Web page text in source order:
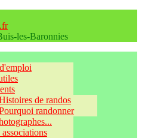
les-Baronnies
de randos
randonner